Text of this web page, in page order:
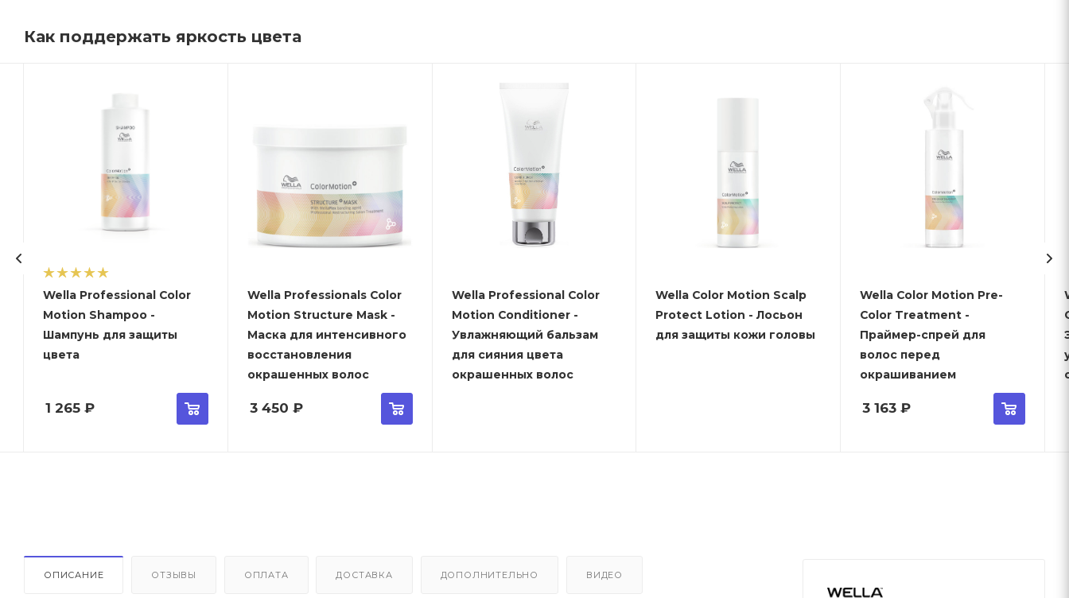
Как поддержать яркость цвета
Wella Professional Color
Motion Shampoo -
Шампунь для защиты
цвета
1 265₽
Wella Professionals Color
Motion Structure Mask -
Маска для интенсивного
восстановления
окрашенных волос
3 450 ₽
Wella Professional Color
Motion Conditioner -
Увлажняющий бальзам
для сияния цвета
окрашенных волос
Wella Color Motion Scalp
Protect Lotion - Лосьон
для защиты кожи головы
Wella Color Motion Pre-
Color Treatment -
Праймер-спрей для
волос перед
окрашиванием
3 163 ₽
ОПИСАНИЕ ОТЗЫВЫ ОПЛАТА ДОСТАВКА ДОПОЛНИТЕЛЬНО ВИДЕО